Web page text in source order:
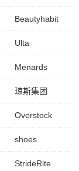
Beautyhabit
Ulta
Menards
琼斯集团
Overstock
shoes
StrideRite